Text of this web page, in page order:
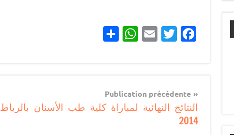
Facebook
Twitter
Email
WhatsApp
Navigation
de
l’article
Publication précédente
النتائج النهائية لمباراة كلية طب الأسنان بالرباط
2014